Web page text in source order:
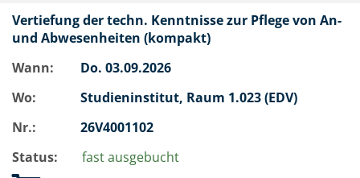
Vertiefung der techn. Kenntnisse zur Pflege von An-
und Abwesenheiten (kompakt)
Wann:
Do. 03.09.2026
Wo:
Studieninstitut, Raum 1.023 (EDV)
Nr.:
26V4001102
Status:
fast ausgebucht